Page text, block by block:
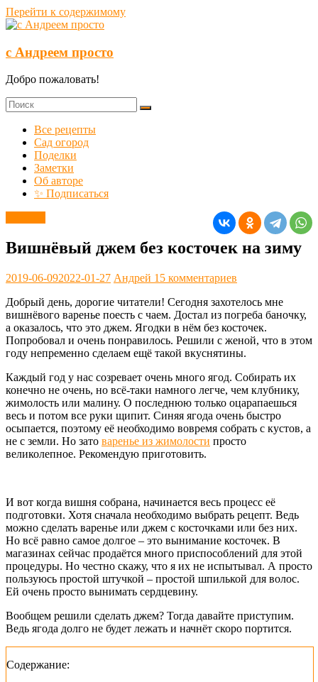
Перейти к содержимому
с Андреем просто
Добро пожаловать!
Все рецепты
Сад огород
Поделки
Заметки
Об авторе
✨ Подписаться
Вишнёвый джем без косточек на зиму
2019-06-092022-01-27 Андрей 15 комментариев
Добрый день, дорогие читатели! Сегодня захотелось мне
вишнёвого варенье поесть с чаем. Достал из погреба баночку,
а оказалось, что это джем. Ягодки в нём без косточек.
Попробовал и очень понравилось. Решили с женой, что в этом
году непременно сделаем ещё такой вкуснятины.
Каждый год у нас созревает очень много ягод. Собирать их
конечно не очень, но всё-таки намного легче, чем клубнику,
жимолость или малину. О последнюю только оцарапаешься
весь и потом все руки щипит. Синяя ягода очень быстро
осыпается, поэтому её необходимо вовремя собрать с кустов, а
не с земли. Но зато варенье из жимолости просто
великолепное. Рекомендую приготовить.
И вот когда вишня собрана, начинается весь процесс её
подготовки. Хотя сначала необходимо выбрать рецепт. Ведь
можно сделать варенье или джем с косточками или без них.
Но всё равно самое долгое – это вынимание косточек. В
магазинах сейчас продаётся много приспособлений для этой
процедуры. Но честно скажу, что я их не испытывал. А просто
пользуюсь простой штучкой – простой шпилькой для волос.
Ей очень просто вынимать сердцевину.
Вообщем решили сделать джем? Тогда давайте приступим.
Ведь ягода долго не будет лежать и начнёт скоро портится.
Содержание: